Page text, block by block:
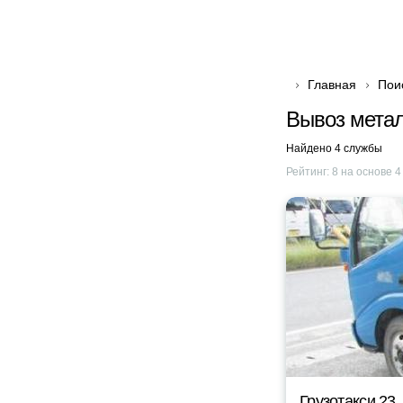
Главная
Вывоз
Найдено 4 службы
Рейтинг: 8 на основе 4